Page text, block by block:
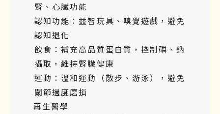
腎、心臟功能
認知功能：益智玩具、嗅覺遊戲，避免
認知退化
飲食：補充高品質蛋白質，控制磷、鈉
攝取，維持腎臟健康
運動：溫和運動（散步、游泳），避免
關節過度磨損
再生醫學